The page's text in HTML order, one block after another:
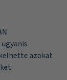
azokat